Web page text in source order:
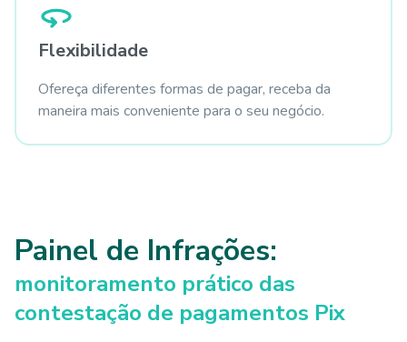
Flexibilidade
Ofereça diferentes formas de pagar, receba da
maneira mais conveniente para o seu negócio.
Painel de Infrações:
monitoramento prático das
contestação de pagamentos Pix